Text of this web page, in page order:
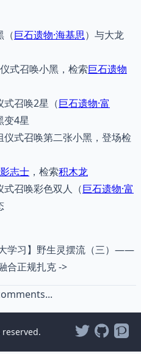
（巨石遗物·海基思）与大龙
式召唤小黑，检索巨石遗物
式召唤2星（巨石遗物·富
变4星
式召唤第二张小黑，登场检
志士 ，检索积木龙
召唤彩色双人（巨石遗物·富
大学习】野生灵摆流（三）——
合正规扎克 ->